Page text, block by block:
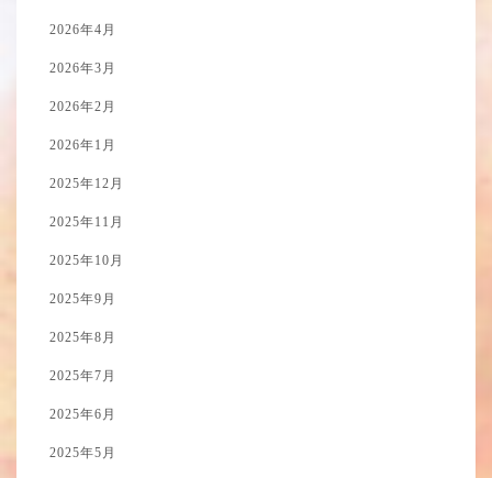
2026年4月
2026年3月
2026年2月
2026年1月
2025年12月
2025年11月
2025年10月
2025年9月
2025年8月
2025年7月
2025年6月
2025年5月